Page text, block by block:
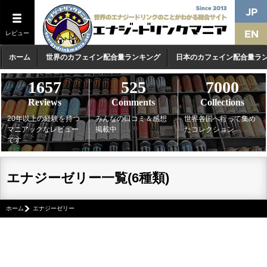
レビュー
ホーム 世界のカフェイン配合量ランキング 日本のカフェイン配合量ラ
1657
Reviews
20年以上の経験を持つ
マニアックなレビュー
です
525
Comments
みんなの口コミ＆感想
掲載中
7000
Collections
世界各国へ行って集め
たコレクション
エナジーゼリー一覧(6種類)
ホーム エナジーゼリー